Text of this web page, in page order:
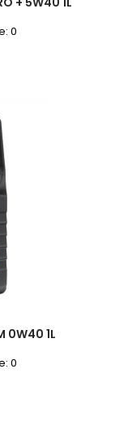
0
0W40 1L
0